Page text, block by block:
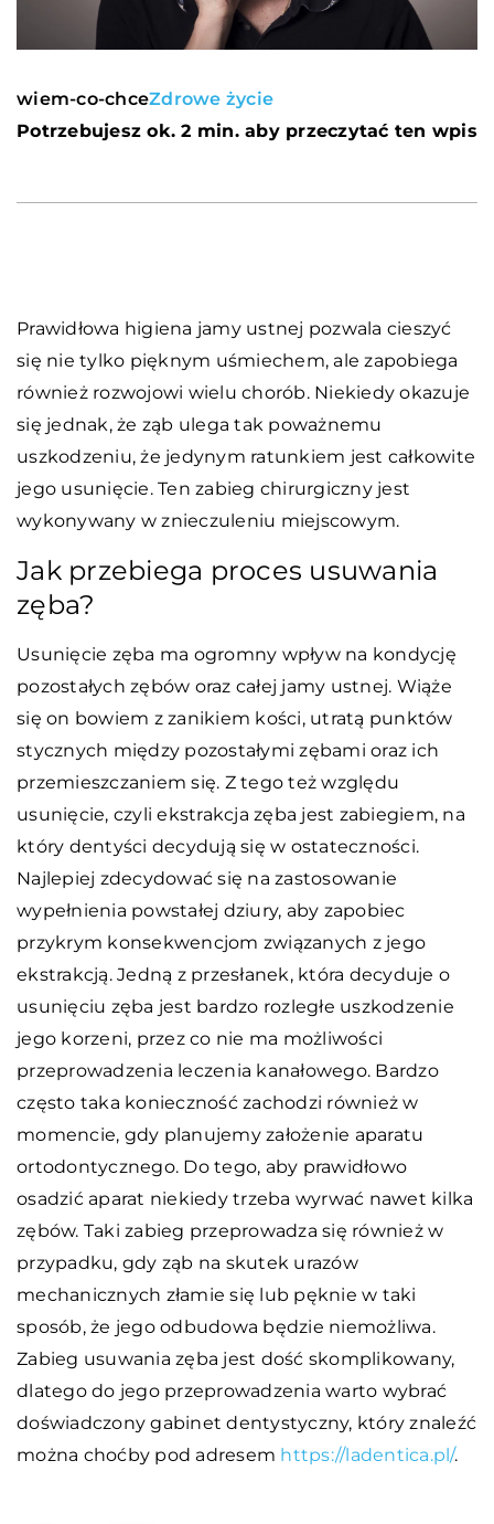
wiem-co-chceZdrowe życie
Potrzebujesz ok. 2 min. aby przeczytać ten wpis
Prawidłowa higiena jamy ustnej pozwala cieszyć
się nie tylko pięknym uśmiechem, ale zapobiega
również rozwojowi wielu chorób. Niekiedy okazuje
się jednak, że ząb ulega tak poważnemu
uszkodzeniu, że jedynym ratunkiem jest całkowite
jego usunięcie. Ten zabieg chirurgiczny jest
wykonywany w znieczuleniu miejscowym.
Jak przebiega proces usuwania
zęba?
Usunięcie zęba ma ogromny wpływ na kondycję
pozostałych zębów oraz całej jamy ustnej. Wiąże
się on bowiem z zanikiem kości, utratą punktów
stycznych między pozostałymi zębami oraz ich
przemieszczaniem się. Z tego też względu
usunięcie, czyli ekstrakcja zęba jest zabiegiem, na
który dentyści decydują się w ostateczności.
Najlepiej zdecydować się na zastosowanie
wypełnienia powstałej dziury, aby zapobiec
przykrym konsekwencjom związanych z jego
ekstrakcją. Jedną z przesłanek, która decyduje o
usunięciu zęba jest bardzo rozległe uszkodzenie
jego korzeni, przez co nie ma możliwości
przeprowadzenia leczenia kanałowego. Bardzo
często taka konieczność zachodzi również w
momencie, gdy planujemy założenie aparatu
ortodontycznego. Do tego, aby prawidłowo
osadzić aparat niekiedy trzeba wyrwać nawet kilka
zębów. Taki zabieg przeprowadza się również w
przypadku, gdy ząb na skutek urazów
mechanicznych złamie się lub pęknie w taki
sposób, że jego odbudowa będzie niemożliwa.
Zabieg usuwania zęba jest dość skomplikowany,
dlatego do jego przeprowadzenia warto wybrać
doświadczony gabinet dentystyczny, który znaleźć
można choćby pod adresem https://ladentica.pl/.